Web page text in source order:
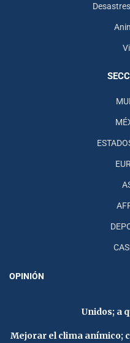
OPINIÓN
Unidos; a
Mejorar el clima anímico;